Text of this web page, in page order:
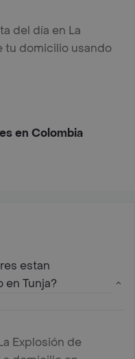
del día en La
tu domicilio usando
en Colombia
estan
Tunja?
Explosión de